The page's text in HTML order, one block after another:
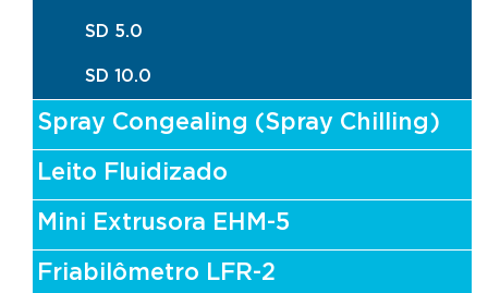
SD 5.0
SD 10.0
Spray Congealing (Spray Chilling)
Leito Fluidizado
Mini Extrusora EHM-5
Friabilômetro LFR-2